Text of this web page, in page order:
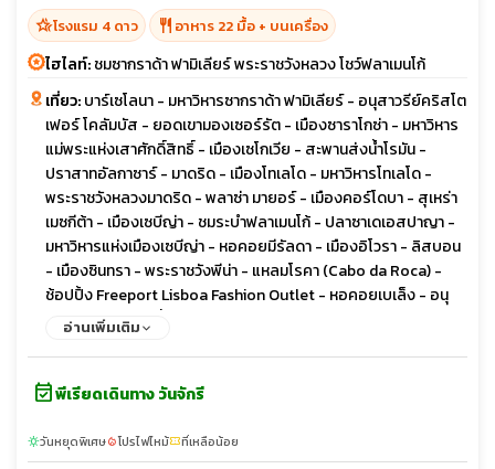
hotel_classโรงแรม 4 ดาว restaurant อาหาร 22 มื้อ + บนเครื่อง
ไฮไลท์:ชมซากราด้า ฟามิเลียร์ พระราชวังหลวง โชว์ฟลาเมนโก้
เที่ยว:บาร์เซโลนา - มหาวิหารซากราด้า ฟามิเลียร์ - อนุสาวรีย์คริสโต
เฟอร์ โคลัมบัส - ยอดเขามองเซอร์รัต - เมืองซาราโกซ่า - มหาวิหาร
แม่พระแห่งเสาศักดิ์สิทธิ์ - เมืองเซโกเวีย - สะพานส่งน้ำโรมัน -
ปราสาทอัลกาซาร์ - มาดริด - เมืองโทเลโด - มหาวิหารโทเลโด -
พระราชวังหลวงมาดริด - พลาซ่า มายอร์ - เมืองคอร์โดบา - สุเหร่า
เมซกีต้า - เมืองเซบีญ่า - ชมระบำฟลาเมนโก้ - ปลาซาเดเอสปาญา -
มหาวิหารแห่งเมืองเซบีญ่า - หอคอยมีรัลดา - เมืองอิโวรา - ลิสบอน
- เมืองซินทรา - พระราชวังพีน่า - แหลมโรคา (Cabo da Roca) -
ช้อปปิ้ง Freeport Lisboa Fashion Outlet - หอคอยเบเล็ง - อนุ
สาวรีย์ดิสคัฟเวอรี่ - มหาวิหารเจอโรนิโม
อ่านเพิ่มเติม
event_availableพีเรียดเดินทาง วันจักรี
sunnyวันหยุดพิเศษlocal_fire_departmentโปรไฟไหม้confirmation_numberที่เหลือน้อย